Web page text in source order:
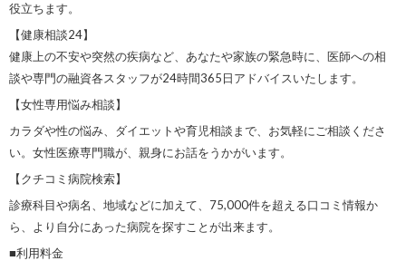
役立ちます。
【健康相談24】
健康上の不安や突然の疾病など、あなたや家族の緊急時に、医師への相
談や専門の融資各スタッフが24時間365日アドバイスいたします。
【女性専用悩み相談】
カラダや性の悩み、ダイエットや育児相談まで、お気軽にご相談くださ
い。女性医療専門職が、親身にお話をうかがいます。
【クチコミ病院検索】
診療科目や病名、地域などに加えて、75,000件を超える口コミ情報か
ら、より自分にあった病院を探すことが出来ます。
■利用料金